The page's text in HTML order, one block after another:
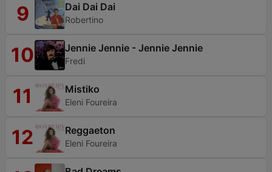
9 Dai Dai Dai
Robertino
10 Jennie Jennie - Jennie Jennie
Fredi
11 Mistiko
Eleni Foureira
12 Reggaeton
Eleni Foureira